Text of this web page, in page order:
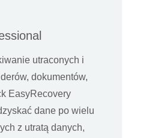
utraconych i
dokumentów,
EasyRecovery
dane po wielu
z utratą danych,